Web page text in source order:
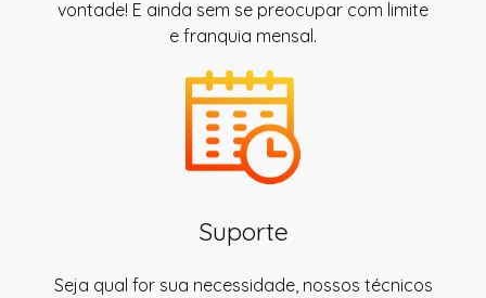
vontade! E ainda sem se preocupar com limite
e franquia mensal.
Suporte
Seja qual for sua necessidade, nossos técnicos